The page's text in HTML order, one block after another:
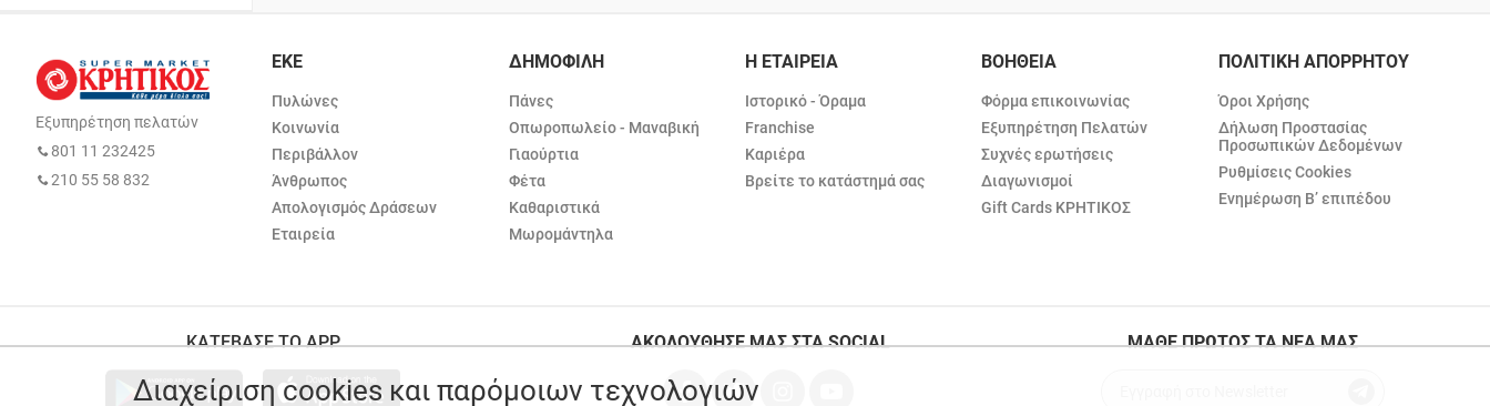
Εξυπηρέτηση πελατών
801 11 232425
210 55 58 832
ΕΚΕ
Πυλώνες
Κοινωνία
Περιβάλλον
Άνθρωπος
Απολογισμός Δράσεων
Εταιρεία
ΔΗΜΟΦΙΛΗ
Πάνες
Οπωροπωλείο - Μαναβική
Γιαούρτια
Φέτα
Καθαριστικά
Μωρομάντηλα
Η ΕΤΑΙΡΕΙΑ
Ιστορικό - Όραμα
Franchise
Καριέρα
Βρείτε το κατάστημά σας
ΒΟΗΘΕΙΑ
Φόρμα επικοινωνίας
Εξυπηρέτηση Πελατών
Συχνές ερωτήσεις
Διαγωνισμοί
Gift Cards ΚΡΗΤΙΚΟΣ
ΠΟΛΙΤΙΚΗ ΑΠΟΡΡΗΤΟΥ
Όροι Χρήσης
Δήλωση Προστασίας
Προσωπικών Δεδομένων
Ρυθμίσεις Cookies
Ενημέρωση Β’ επιπέδου
ΚΑΤΕΒΑΣΕ ΤΟ APP ΑΚΟΛΟΥΘΗΣΕ ΜΑΣ ΣΤΑ SOCIAL ΜΑΘΕ ΠΡΩΤΟΣ ΤΑ ΝΕΑ ΜΑΣ
Διαχείριση cookies και παρόμοιων τεχνολογιών